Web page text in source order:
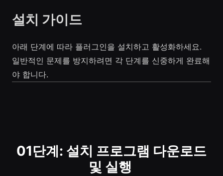
설치 가이드
아래 단계에 따라 플러그인을 설치하고 활성화하세요.
일반적인 문제를 방지하려면 각 단계를 신중하게 완료해
야 합니다.
01단계: 설치 프로그램 다운로드
및 실행